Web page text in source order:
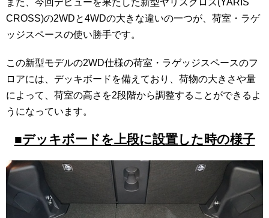
また、今回デビューを果たした新型ヤリスクロス(YARIS
CROSS)の2WDと4WDの大きな違いの一つが、荷室・ラゲ
ッジスペースの使い勝手です。
この新型モデルの2WD仕様の荷室・ラゲッジスペースのフ
ロアには、デッキボードを備えており、荷物の大きさや量
によって、荷室の高さを2段階から調整することができるよ
うになっています。
■デッキボードを上段に設置した時の様子